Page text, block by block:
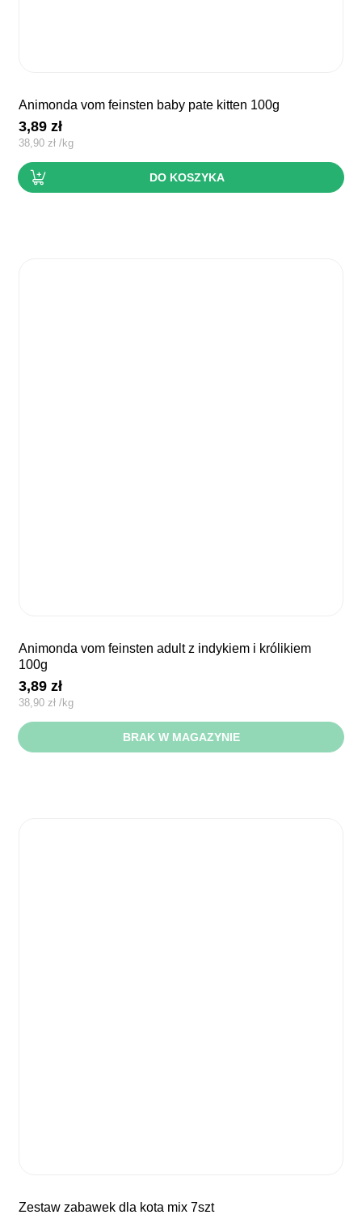
animonda vom feinsten baby pate kitten 100g
3,89zł
38,90zł /kg
DO KOSZYKA
animonda vom feinsten adult z indykiem i królikiem
100g
3,89zł
38,90 zł /kg
BRAK W MAGAZYNIE
zestaw zabawek dla kota mix 7szt